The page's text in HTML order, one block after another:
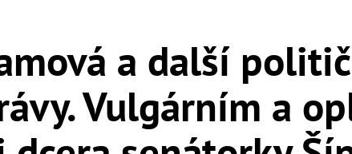
a další
Vulgárním a